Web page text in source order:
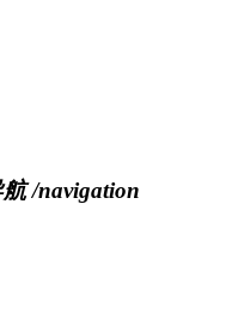
/navigation